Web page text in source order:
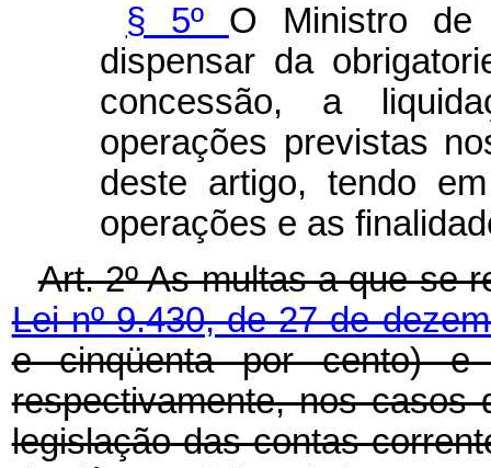
§ 5º O Ministro de
dispensar da
concessão, a
operações previstas
deste artigo, tendo
operações e as
Art. 2º As multas a que se
Lei nº 9.430, de 27 de
e cinqüenta por cento) e
respectivamente, nos casos
legislação das contas